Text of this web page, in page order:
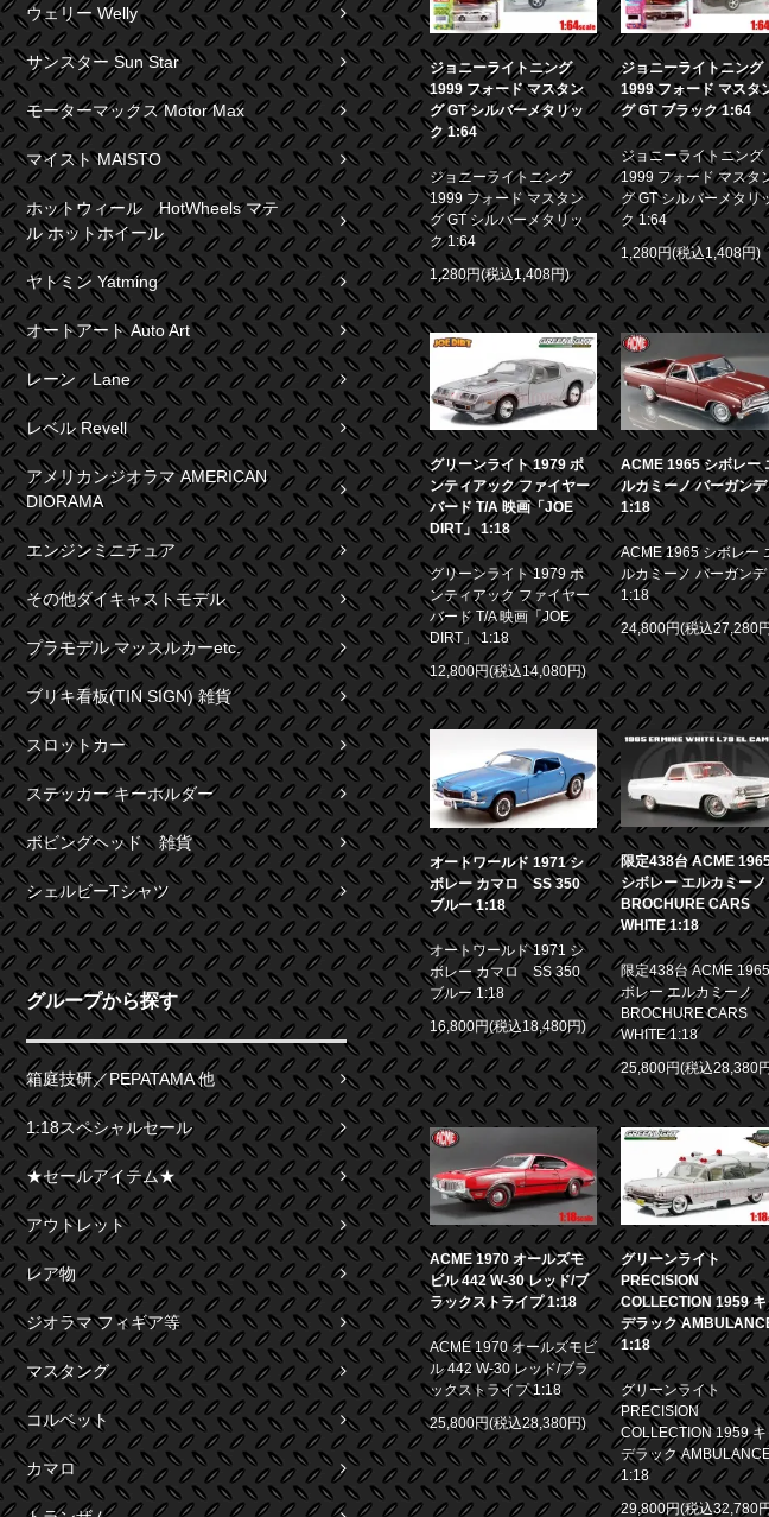
ウェリー Welly
サンスター Sun Star
モーターマックス Motor Max
マイスト MAISTO
ホットウィール HotWheels マテ
ル ホットホイール
ヤトミン Yatming
オートアート Auto Art
レーン Lane
レベル Revell
アメリカンジオラマ AMERICAN
DIORAMA
エンジンミニチュア
その他ダイキャストモデル
プラモデル マッスルカーetc.
ブリキ看板(TIN SIGN) 雑貨
スロットカー
ステッカー キーホルダー
ボビングヘッド 雑貨
シェルビーTシャツ
グループから探す
箱庭技研／PEPATAMA 他
1:18スペシャルセール
★セールアイテム★
アウトレット
レア物
ジオラマ フィギア等
マスタング
コルベット
カマロ
ジョニーライトニング
1999 フォード マスタン
グ GT シルバーメタリッ
ク 1:64
ジョニーライトニング
1999 フォード マスタン
グ GT シルバーメタリッ
ク 1:64
1,280円(税込1,408円)
ジョニーライトニング
1999 フォード マスタ
グ GT ブラック 1:64
ジョニーライトニング
1999 フォード マスタ
グ GT シルバーメタリ
ク 1:64
1,280円(税込1,408円)
グリーンライト 1979 ポ
ンティアック ファイヤー
バード T/A 映画「JOE
DIRT」 1:18
グリーンライト 1979 ポ
ンティアック ファイヤー
バード T/A 映画「JOE
DIRT」 1:18
12,800円(税込14,080円)
ACME 1965 シボレー
ルカミーノ バーガンデ
1:18
ACME 1965 シボレー
ルカミーノ バーガン
1:18
24,800円(税込27,280
オートワールド 1971 シ
ボレー カマロ SS 350
ブルー 1:18
オートワールド 1971 シ
ボレー カマロ SS 350
ブルー 1:18
16,800円(税込18,480円)
限定438台 ACME
シボレー エルカミーノ
BROCHURE CARS
WHITE 1:18
限定438台 ACME
ボレー エルカミーノ
BROCHURE CARS
WHITE 1:18
25,800円(税込28,380
ACME 1970 オールズモ
ビル 442 W-30 レッド/ブ
ラックストライプ 1:18
ACME 1970 オールズモビ
ル 442 W-30 レッド/ブラ
ックストライプ 1:18
25,800円(税込28,380円)
グリーンライト
PRECISION
COLLECTION 1959 キ
デラック
1:18
グリーンライト
PRECISION
COLLECTION 1959 キ
デラック
1:18
29,800円(税込32,780